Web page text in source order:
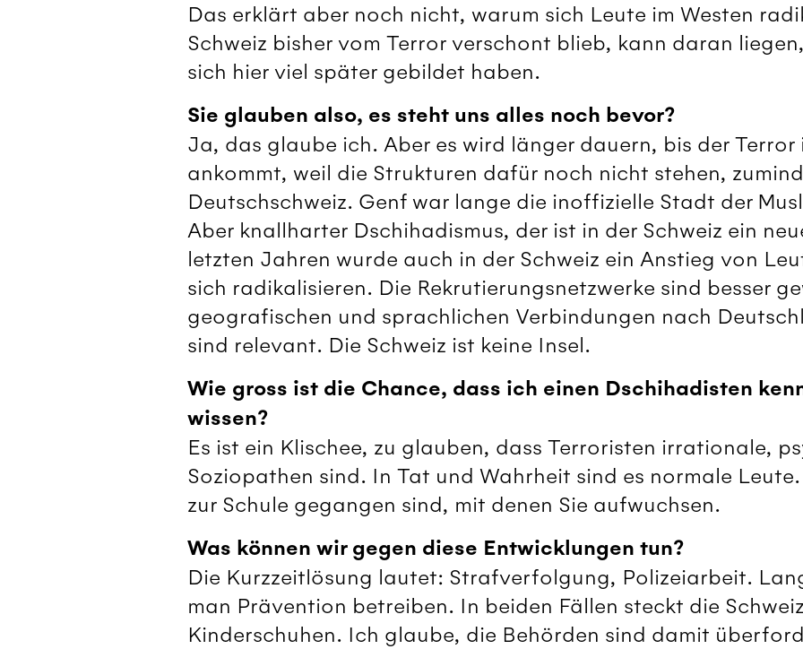
Das erklärt aber noch nicht, warum sich Leute im Westen
Schweiz bisher vom Terror verschont blieb, kann daran
sich hier viel später gebildet haben.
Sie glauben also, es steht uns alles noch bevor?
Ja, das glaube ich. Aber es wird länger dauern, bis der Terror
ankommt, weil die Strukturen dafür noch nicht stehen,
Deutschschweiz. Genf war lange die inoffizielle Stadt der
Aber knallharter Dschihadismus, der ist in der Schweiz ein
letzten Jahren wurde auch in der Schweiz ein Anstieg von
sich radikalisieren. Die Rekrutierungsnetzwerke sind besser
geografischen und sprachlichen Verbindungen nach
sind relevant. Die Schweiz ist keine Insel.
Wie gross ist die Chance, dass ich einen Dschihadisten
wissen?
Es ist ein Klischee, zu glauben, dass Terroristen irrationale,
Soziopathen sind. In Tat und Wahrheit sind es normale
zur Schule gegangen sind, mit denen Sie aufwuchsen.
Was können wir gegen diese Entwicklungen tun?
Die Kurzzeitlösung lautet: Strafverfolgung, Polizeiarbeit.
man Prävention betreiben. In beiden Fällen steckt die
Kinderschuhen. Ich glaube, die Behörden sind damit